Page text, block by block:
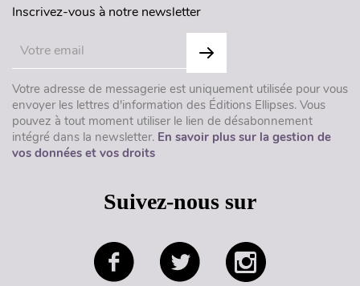
Inscrivez-vous à notre newsletter
Votre adresse de messagerie est uniquement utilisée pour vous
envoyer les lettres d'information des Éditions Ellipses. Vous
pouvez à tout moment utiliser le lien de désabonnement
intégré dans la newsletter. En savoir plus sur la gestion de
vos données et vos droits
Suivez-nous sur